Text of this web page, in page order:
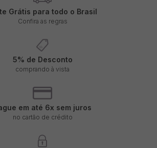
hormonal, reduzindo sintomas como
cabelo associados à SOP
do fígado e auxilia na metabolização
Mio-Inositol
precisa e eficiente para
Grátis para todo o Brasil
Confira as regras
5% de Desconto
comprando à vista
em até 6x sem juros
no cartão de crédito